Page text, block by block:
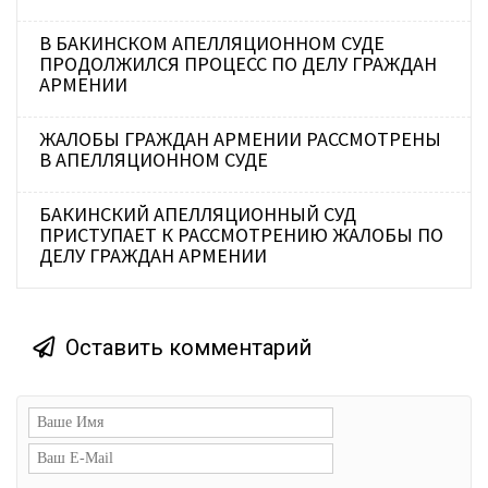
В БАКИНСКОМ АПЕЛЛЯЦИОННОМ СУДЕ
ПРОДОЛЖИЛСЯ ПРОЦЕСС ПО ДЕЛУ ГРАЖДАН
АРМЕНИИ
​ЖАЛОБЫ ГРАЖДАН АРМЕНИИ РАССМОТРЕНЫ
В АПЕЛЛЯЦИОННОМ СУДЕ
БАКИНСКИЙ АПЕЛЛЯЦИОННЫЙ СУД
ПРИСТУПАЕТ К РАССМОТРЕНИЮ ЖАЛОБЫ ПО
ДЕЛУ ГРАЖДАН АРМЕНИИ
Оставить комментарий